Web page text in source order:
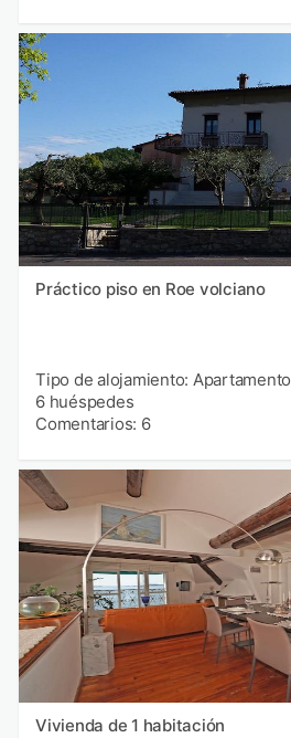
Práctico piso en Roe volciano
Tipo de alojamiento: Apartamento
6 huéspedes
Comentarios: 6
Vivienda de 1 habitación